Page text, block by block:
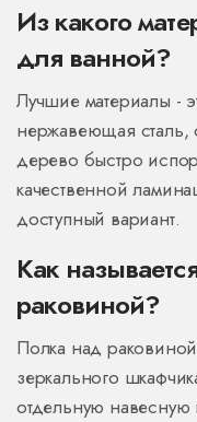
Из какого
для ванной?
Лучшие материалы -
нержавеющая сталь,
дерево быстро
качественной
доступный вариант.
Как
раковиной?
Полка над
зеркального
отдельную навесную